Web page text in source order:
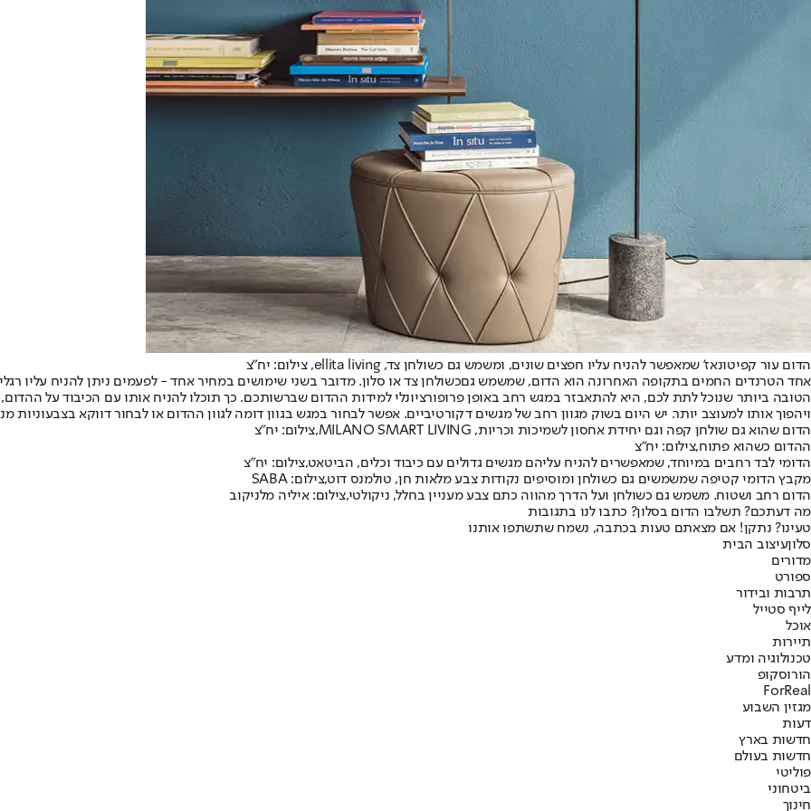
הדום עור קפיטונאז' שמאפשר להניח עליו חפצים שונים, ומשמש גם כשולחן צד, ellita living, צילום: יח"צ
אחד הטרנדים החמים בתקופה האחרונה הוא הדום, שמשמש גםכשולחן צד או סלון. מדובר בשני שימושים במחיר אחד - לפעמים ניתן להניח עליו
הטובה ביותר שנוכל לתת לכם, היא להתאבזר במגש רחב באופן פרופורציונלי למידות ההדום שברשותכם. כך תוכלו להניח אותו עם הכיבוד על
ויהפוך אותו למעוצב יותר. יש היום בשוק מגוון רחב של מגשים דקורטיביים. אפשר לבחור במגש בגוון דומה לגוון ההדום או לבחור דווקא בצבעוניות
הדום שהוא גם שולחן קפה וגם יחידת אחסון לשמיכות וכריות, MILANO SMART LIVING,צילום: יח"צ
ההדום כשהוא פתוח,צילום: יח"צ
הדומי לבד רחבים במיוחד, שמאפשרים להניח עליהם מגשים גדולים עם כיבוד וכלים, הביטאט,צילום: יח"צ
מקבץ הדומי קטיפה שמשמשים גם כשולחן ומוסיפים נקודות צבע מלאות חן, טולמנס דוט,צילום: SABA
הדום רחב ושטוח. משמש גם כשולחן ועל הדרך מהווה כתם צבע מעניין בחלל, ניקולטי,צילום: איליה מלניקוב
מה דעתכם? תשלבו הדום בסלון? כתבו לנו בתגובות
טעינו? נתקן! אם מצאתם טעות בכתבה, נשמח שתשתפו אותנו
סלוןעיצוב הבית
מדורים
ספורט
תרבות ובידור
לייף סטייל
אוכל
תיירות
טכנולוגיה ומדע
הורוסקופ
ForReal
מגזין השבוע
דעות
חדשות בארץ
חדשות בעולם
פוליטי
ביטחוני
חינוך